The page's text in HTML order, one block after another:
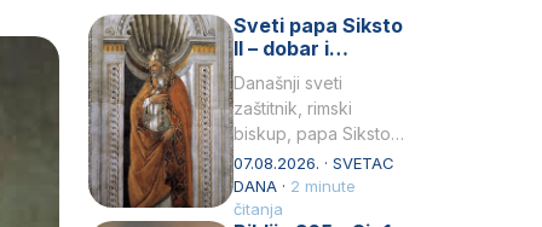
Sveti papa Siksto
II – dobar i
miroljubiv pastir
Današnji sveti
zaštitnik, rimski
biskup, papa Siksto
(Sixtus) II, prema
knjizi Liber
Pontificalis bio je
07.08.2026. · SVETAC
DANA · 2 minute
čitanja